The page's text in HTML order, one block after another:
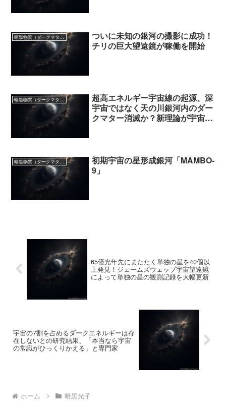
暗黒物質（ダークマター）
ついに未知の銀河の撮影に成功！
チリの巨大望遠鏡が稼働を開始
超高エネルギー宇宙線の起源、深
宇宙ではなく天の川銀河内のダー
クマター消滅か？新理論が宇宙物
暗黒物質（ダークマター）
初期宇宙の星形成銀河「MAMBO-
9」
65億光年先にまたたく単独の星を40個以
上発見！ジェームズウェッブ宇宙望遠鏡
によって単独の星の観測記録を大幅更新
宇宙の7割を占めるダークエネルギーは存
在しないとの研究結果、「本当なら宇宙
の常識がひっくりかえる」と専門家
ホーム 暗黒光子